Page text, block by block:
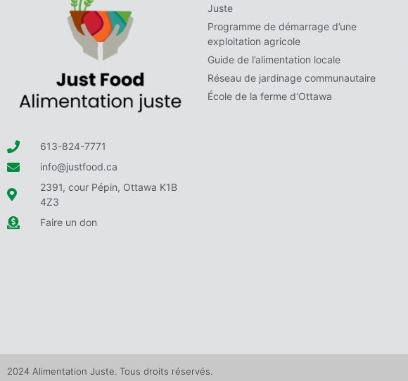
613-824-7771
info@justfood.ca
2391, cour Pépin, Ottawa K1B
4Z3
Faire un don
Juste
Programme de démarrage d’une
exploitation agricole
Guide de l’alimentation locale
Réseau de jardinage communautaire
École de la ferme d'Ottawa
2024 Alimentation Juste. Tous droits réservés.